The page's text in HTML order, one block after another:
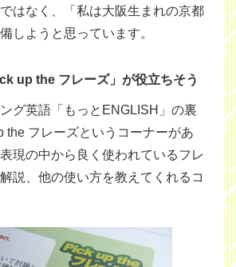
はなく、「私は大阪生まれの京都
しようと思っています。
up the フレーズ」が役立ちそう
グ英語「もっとENGLISH」の裏
the フレーズというコーナーがあ
現の中から良く使われているフレ
説、他の使い方を教えてくれるコ